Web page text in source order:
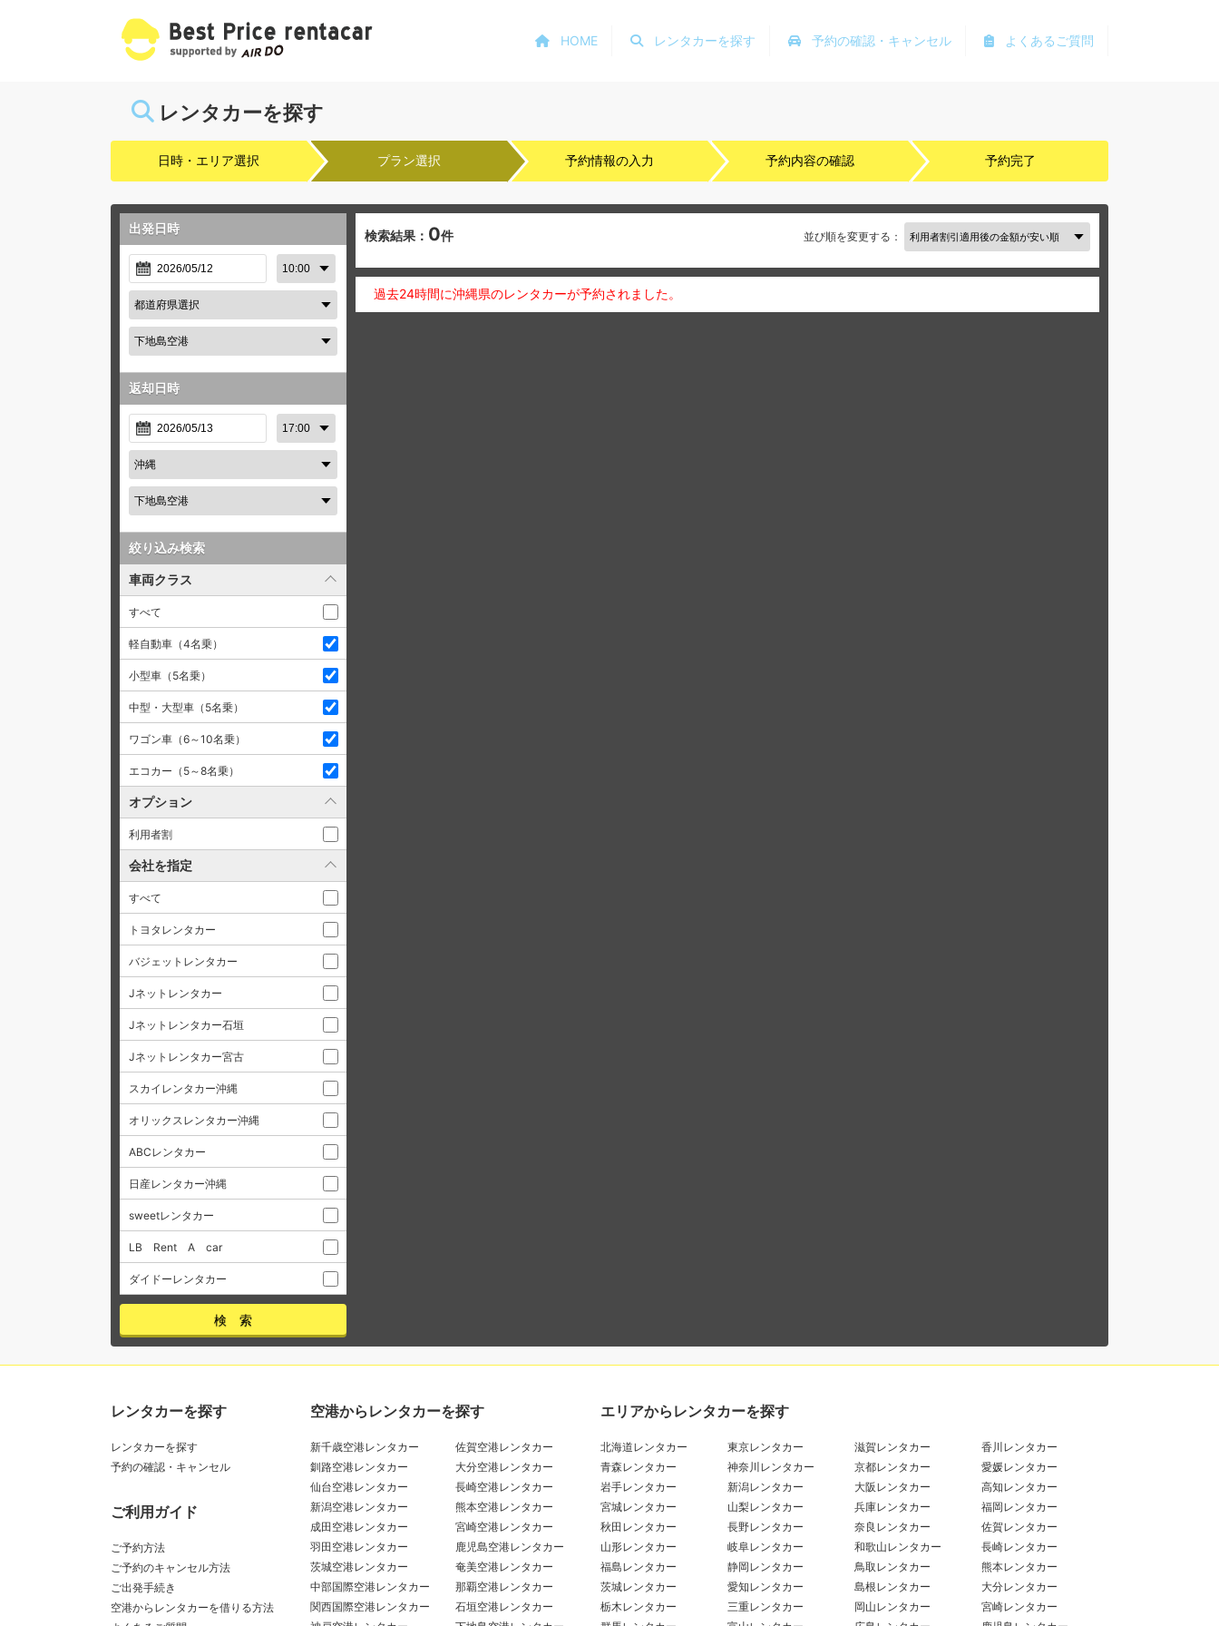
よくあるご質問
予約の確認・キャンセル
レンタカーを探す
HOME
レンタカーを探す
日時・エリア選択 プラン選択 予約情報の入力 予約内容の確認 予約完了
出発日時
返却日時
絞り込み検索
車両クラス
すべて
軽自動車（4名乗）
小型車（5名乗）
中型・大型車（5名乗）
ワゴン車（6～10名乗）
エコカー（5～8名乗）
オプション
利用者割
会社を指定
すべて
トヨタレンタカー
バジェットレンタカー
Jネットレンタカー
Jネットレンタカー石垣
Jネットレンタカー宮古
スカイレンタカー沖縄
オリックスレンタカー沖縄
ABCレンタカー
日産レンタカー沖縄
sweetレンタカー
LB Rent A car
ダイドーレンタカー
検索結果： 0件 並び順を変更する：
過去24時間に沖縄県のレンタカーが予約されました。
レンタカーを探す
レンタカーを探す
予約の確認・キャンセル
ご利用ガイド
ご予約方法
ご予約のキャンセル方法
ご出発手続き
空港からレンタカーを借りる方法
空港からレンタカーを探す
新千歳空港レンタカー
釧路空港レンタカー
仙台空港レンタカー
新潟空港レンタカー
成田空港レンタカー
羽田空港レンタカー
茨城空港レンタカー
中部国際空港レンタカー
関西国際空港レンタカー
佐賀空港レンタカー
大分空港レンタカー
長崎空港レンタカー
熊本空港レンタカー
宮崎空港レンタカー
鹿児島空港レンタカー
奄美空港レンタカー
那覇空港レンタカー
石垣空港レンタカー
エリアからレンタカーを探す
北海道レンタカー
青森レンタカー
岩手レンタカー
宮城レンタカー
秋田レンタカー
山形レンタカー
福島レンタカー
茨城レンタカー
栃木レンタカー
東京レンタカー
神奈川レンタカー
新潟レンタカー
山梨レンタカー
長野レンタカー
岐阜レンタカー
静岡レンタカー
愛知レンタカー
三重レンタカー
滋賀レンタカー
京都レンタカー
大阪レンタカー
兵庫レンタカー
奈良レンタカー
和歌山レンタカー
鳥取レンタカー
島根レンタカー
岡山レンタカー
香川レンタカー
愛媛レンタカー
高知レンタカー
福岡レンタカー
佐賀レンタカー
長崎レンタカー
熊本レンタカー
大分レンタカー
宮崎レンタカー